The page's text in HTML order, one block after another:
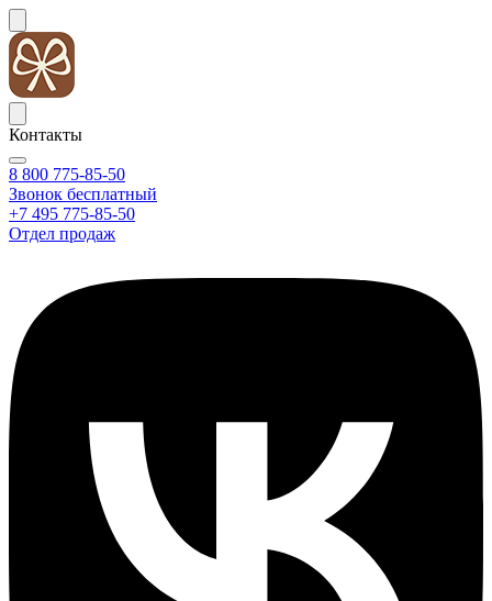
Контакты
8 800 775-85-50
Звонок бесплатный
+7 495 775-85-50
Отдел продаж